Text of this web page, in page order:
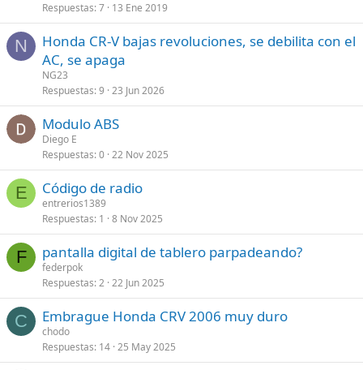
a
Respuestas 7 13 Ene 2019
N
Honda CR-V bajas revoluciones, se debilita con el
AC, se apaga
NG23
Respuestas 9 23 Jun 2026
Modulo ABS
Diego E
Respuestas 0 22 Nov 2025
E Código de radio
entrerios1389
Respuestas 1 8 Nov 2025
F pantalla digital de tablero parpadeando?
federpok
Respuestas 2 22 Jun 2025
C Embrague Honda CRV 2006 muy duro
chodo
Respuestas 14 25 May 2025